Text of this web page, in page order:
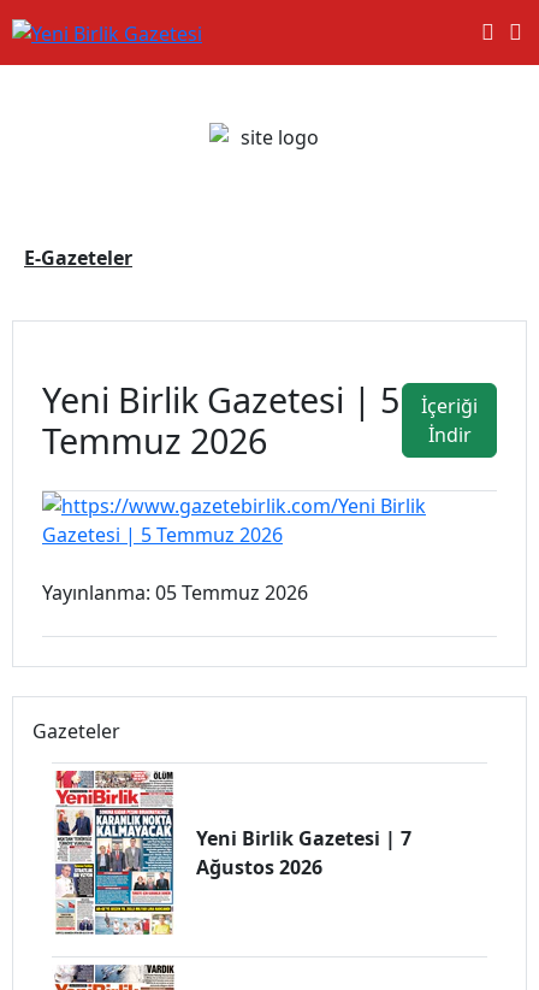
E-Gazeteler
Yeni Birlik Gazetesi | 5
Temmuz 2026
İçeriği
İndir
Yayınlanma: 05 Temmuz 2026
Gazeteler
Yeni Birlik Gazetesi | 7
Ağustos 2026